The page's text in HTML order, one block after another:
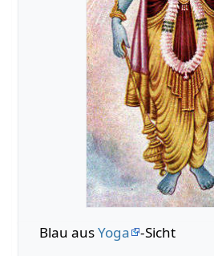
Blau ausYoga -Sicht